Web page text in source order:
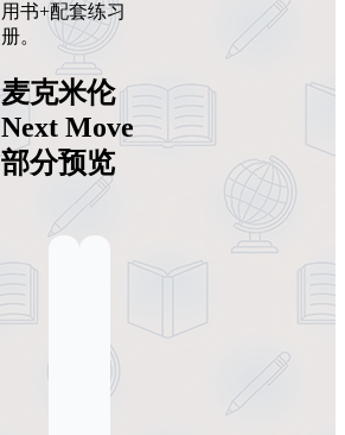
用书+配套练习
册。
麦克米伦
Next Move
部分预览